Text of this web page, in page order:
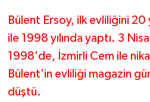
Bülent Ersoy, ilk evliliğini 20
ile 1998 yılında yaptı. 3
1998'de, İzmirli Cem ile
Bülent'in evliliği magazin
düştü.